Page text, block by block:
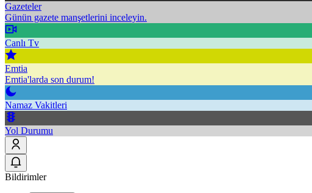
Gazeteler
Günün gazete manşetlerini inceleyin.
Canlı Tv
Emtia
Emtia'larda son durum!
Namaz Vakitleri
Yol Durumu
Bildirimler